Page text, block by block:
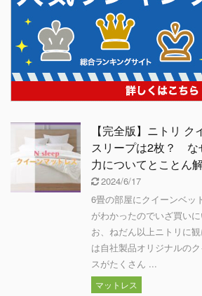
【完全版】ニトリ
スリープは2枚？ な
力についてとことん
2024/6/17
6畳の部屋にクイーンベッ
がわかったのでいざ買い
お、ねだん以上ニトリに
は自社製品オリジナルの
スがたくさん ...
マットレス